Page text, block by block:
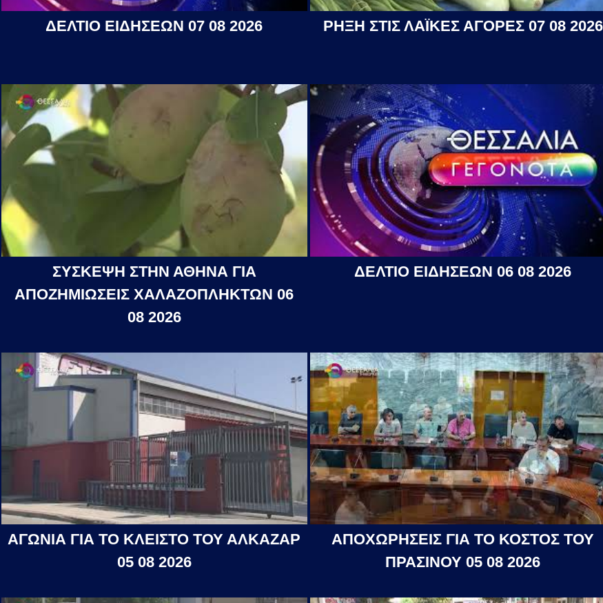
ΔΕΛΤΙΟ ΕΙΔΗΣΕΩΝ 07 08 2026 ΡΗΞΗ ΣΤΙΣ ΛΑΪΚΕΣ ΑΓΟΡΕΣ 07 08 2026
ΣΥΣΚΕΨΗ ΣΤΗΝ ΑΘΗΝΑ ΓΙΑ
ΑΠΟΖΗΜΙΩΣΕΙΣ ΧΑΛΑΖΟΠΛΗΚΤΩΝ 06
08 2026
ΔΕΛΤΙΟ ΕΙΔΗΣΕΩΝ 06 08 2026
ΑΓΩΝΙΑ ΓΙΑ ΤΟ ΚΛΕΙΣΤΟ ΤΟΥ ΑΛΚΑΖΑΡ
05 08 2026
ΑΠΟΧΩΡΗΣΕΙΣ ΓΙΑ ΤΟ ΚΟΣΤΟΣ ΤΟΥ
ΠΡΑΣΙΝΟΥ 05 08 2026